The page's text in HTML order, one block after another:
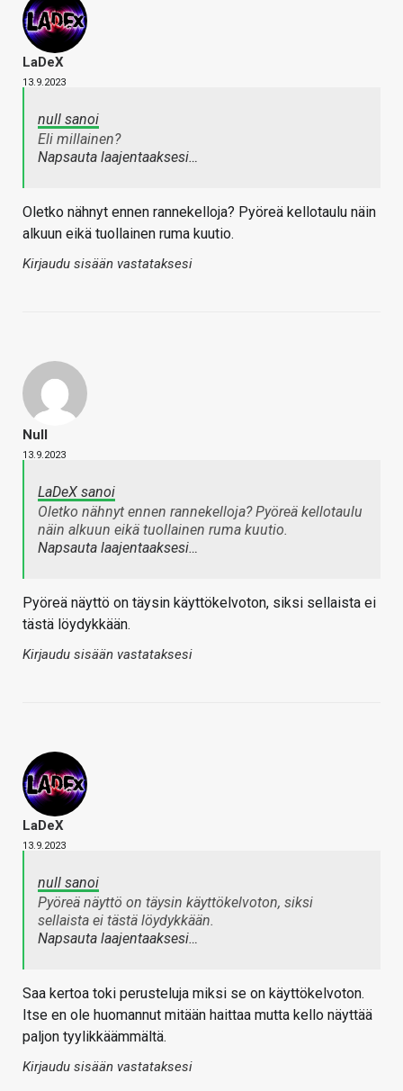
LaDeX
13.9.2023
null sanoi
Eli millainen?
Napsauta laajentaaksesi…
Oletko nähnyt ennen rannekelloja? Pyöreä kellotaulu näin
alkuun eikä tuollainen ruma kuutio.
Kirjaudu sisään vastataksesi
Null
13.9.2023
LaDeX sanoi
Oletko nähnyt ennen rannekelloja? Pyöreä kellotaulu
näin alkuun eikä tuollainen ruma kuutio.
Napsauta laajentaaksesi…
Pyöreä näyttö on täysin käyttökelvoton, siksi sellaista ei
tästä löydykkään.
Kirjaudu sisään vastataksesi
LaDeX
13.9.2023
null sanoi
Pyöreä näyttö on täysin käyttökelvoton, siksi
sellaista ei tästä löydykkään.
Napsauta laajentaaksesi…
Saa kertoa toki perusteluja miksi se on käyttökelvoton.
Itse en ole huomannut mitään haittaa mutta kello näyttää
paljon tyylikkäämmältä.
Kirjaudu sisään vastataksesi